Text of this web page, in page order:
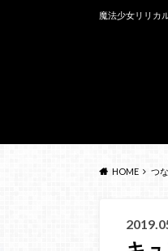
魔法少女リリカ
HOME つ